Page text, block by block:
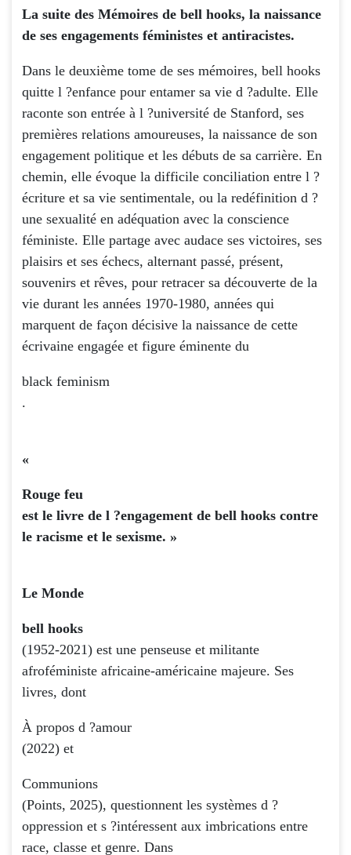
La suite des Mémoires de bell hooks, la naissance
de ses engagements féministes et antiracistes.
Dans le deuxième tome de ses mémoires, bell hooks
quitte l ?enfance pour entamer sa vie d ?adulte. Elle
raconte son entrée à l ?université de Stanford, ses
premières relations amoureuses, la naissance de son
engagement politique et les débuts de sa carrière. En
chemin, elle évoque la difficile conciliation entre l ?
écriture et sa vie sentimentale, ou la redéfinition d ?
une sexualité en adéquation avec la conscience
féministe. Elle partage avec audace ses victoires, ses
plaisirs et ses échecs, alternant passé, présent,
souvenirs et rêves, pour retracer sa découverte de la
vie durant les années 1970-1980, années qui
marquent de façon décisive la naissance de cette
écrivaine engagée et figure éminente du
black feminism
.
«
Rouge feu
est le livre de l ?engagement de bell hooks contre
le racisme et le sexisme. »
Le Monde
bell hooks
(1952-2021) est une penseuse et militante
afroféministe africaine-américaine majeure. Ses
livres, dont
À propos d ?amour
(2022) et
Communions
(Points, 2025), questionnent les systèmes d ?
oppression et s ?intéressent aux imbrications entre
race, classe et genre. Dans